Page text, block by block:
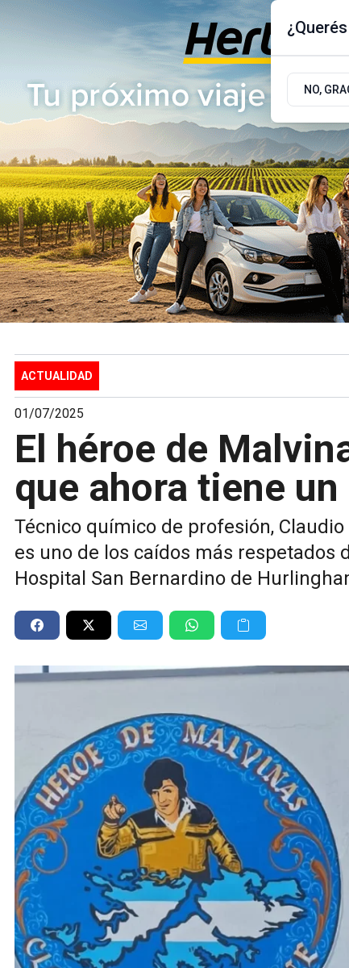
Miércoles 5 de Agosto de 2026
17.9ºc | Buenos Aires, AR
ACTUALIDAD
ACTUALIDAD
01/07/2025
El héroe de
que ahora tiene
Técnico químico de profesión,
es uno de los caídos más respetados
Hospital San Bernardino de
NO,